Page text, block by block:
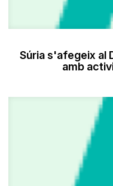
Súria s'afegeix al
amb